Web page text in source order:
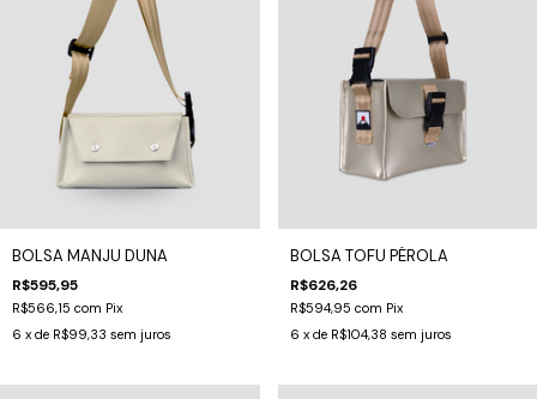
BOLSA MANJU DUNA
R$595,95
R$566,15 com Pix
6 x de R$99,33 sem juros
BOLSA TOFU PÉROLA
R$626,26
R$594,95 com Pix
6 x de R$104,38 sem juros